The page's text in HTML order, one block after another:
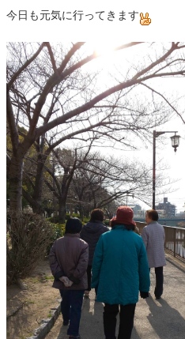
今日も元気に行ってきます